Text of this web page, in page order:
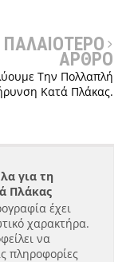
ΠΑΛΑΙΟΤΕΡΟ
ΑΡΘΡΟ
Την Πολλαπλή
Κατά Πλάκας.
για τη
Πλάκας
έχει
χαρακτήρα.
να
πληροφορίες